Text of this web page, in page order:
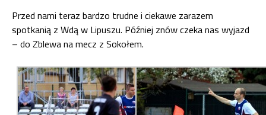
Przed nami teraz bardzo trudne i ciekawe zarazem
spotkanią z Wdą w Lipuszu. Później znów czeka nas wyjazd
– do Zblewa na mecz z Sokołem.